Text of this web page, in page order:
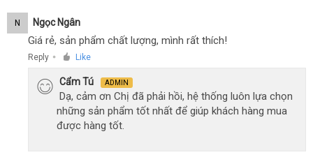
N Ngọc Ngân
Giá rẻ, sản phẩm chất lượng, mình rất thích!
Reply ● Like
Cẩm Tú ADMIN
Dạ, cảm ơn Chị đã phải hồi, hệ thống luôn lựa chọn
những sản phẩm tốt nhất để giúp khách hàng mua
được hàng tốt.